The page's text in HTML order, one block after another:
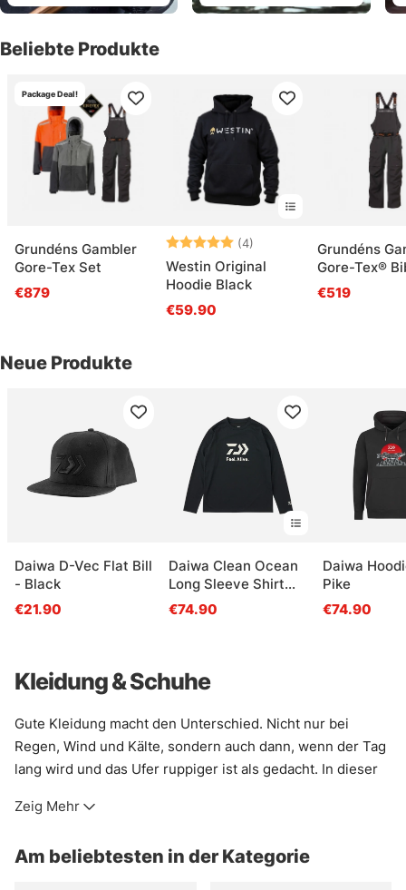
Beliebte Produkte
Package Deal!
Grundéns Gambler
Gore-Tex Set
€879
Bewertung:(4)
5.0 von 5 Sternen
Westin Original
Hoodie Black
€59.90
Grundéns
Gore-Tex®
Anchor
€519
Neue Produkte
Daiwa D-Vec Flat Bill
- Black
€21.90
Daiwa Clean Ocean
Long Sleeve Shirt
Black
€74.90
Daiwa
Pike
€74.90
Kleidung & Schuhe
Gute Kleidung macht den Unterschied. Nicht nur bei
Regen, Wind und Kälte, sondern auch dann, wenn der Tag
lang wird und das Ufer ruppiger ist als gedacht. In dieser
Leben draußen: Schichten, die trocken halten, Wärme, die
sie zu bremsen.
Zeig Mehr
Am beliebtesten in der Kategorie